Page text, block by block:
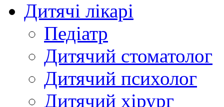
Дитячі лікарі
Педіатр
Дитячий стоматолог
Дитячий психолог
Дитячий хірург